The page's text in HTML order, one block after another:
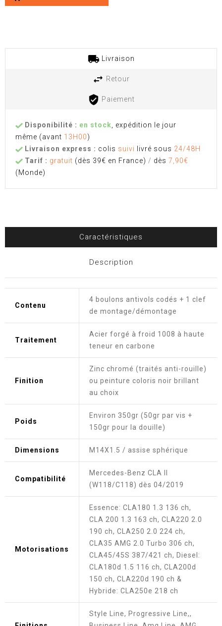
Livraison
Retour
Paiement
Disponibilité : en stock, expédition le jour
même (avant 13H00)
Livraison express : colis suivi livré sous 24/48H
Tarif : gratuit (dès 39€ en France) / dès 7,90€
(Monde)
Caractéristiques
Description
Contenu
4 boulons antivols codés + 1 clef
de montage/démontage
Traitement
Acier forgé à froid 1008 à haute
teneur en carbone
Finition
Zinc chromé (traités anti-rouille)
ou peinture coloris noir brillant
au choix
Poids
Environ 350gr (50gr par vis +
150gr pour la douille)
Dimensions M14X1.5 / assise sphérique
Compatibilité
Mercedes-Benz CLA II
(W118/C118) dès 04/2019
Motorisations
Essence: CLA180 1.3 136 ch,
CLA 200 1.3 163 ch, CLA220 2.0
190 ch, CLA250 2.0 224 ch,
CLA35 AMG 2.0 Turbo 306 ch,
CLA45/45S 387/421 ch, Diesel:
CLA180d 1.5 116 ch, CLA200d
150 ch, CLA220d 190 ch &
Hybride: CLA250e 218 ch
Style Line, Progressive Line,,